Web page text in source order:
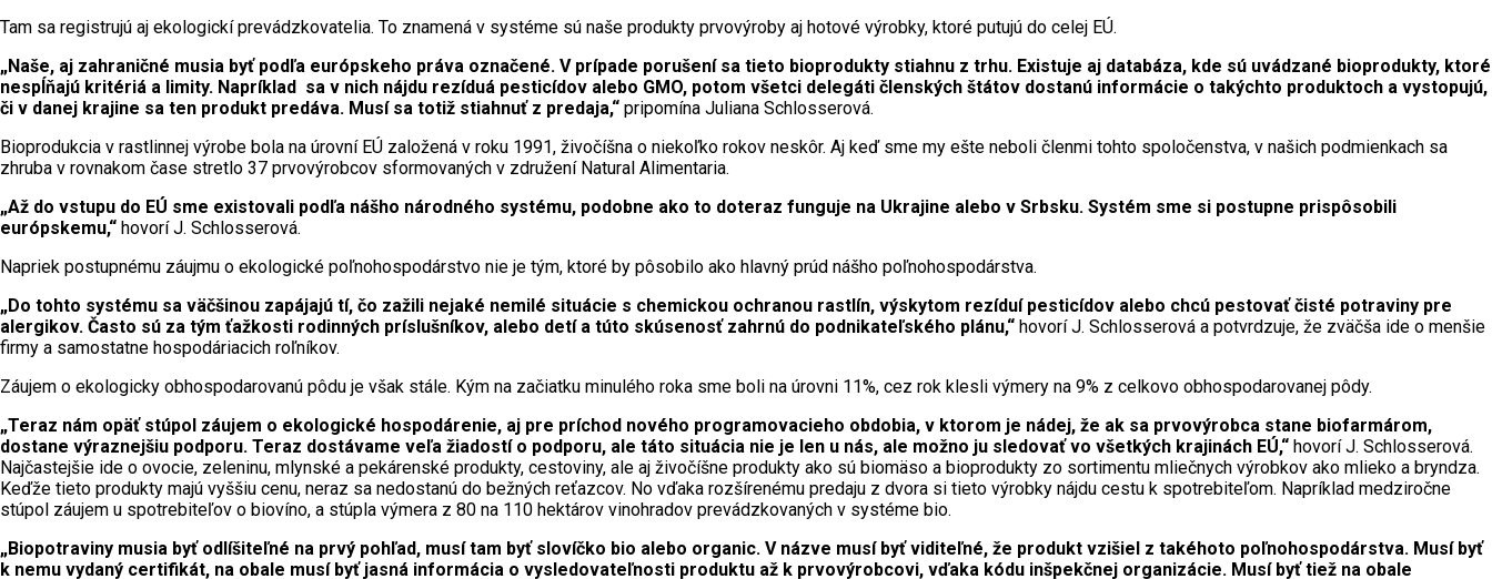
Tam sa registrujú aj ekologickí prevádzkovatelia. To znamená v systéme sú naše produkty prvovýroby aj hotové výrobky, ktoré putujú do celej EÚ.
„Naše, aj zahraničné musia byť podľa európskeho práva označené. V prípade porušení sa tieto bioprodukty stiahnu z trhu. Existuje aj databáza, kde sú uvádzané bioprodukty, ktoré
nespĺňajú kritériá a limity. Napríklad sa v nich nájdu rezíduá pesticídov alebo GMO, potom všetci delegáti členských štátov dostanú informácie o takýchto produktoch a vystopujú,
či v danej krajine sa ten produkt predáva. Musí sa totiž stiahnuť z predaja,“ pripomína Juliana Schlosserová.
Bioprodukcia v rastlinnej výrobe bola na úrovní EÚ založená v roku 1991, živočíšna o niekoľko rokov neskôr. Aj keď sme my ešte neboli členmi tohto spoločenstva, v našich podmienkach sa
zhruba v rovnakom čase stretlo 37 prvovýrobcov sformovaných v združení Natural Alimentaria.
„Až do vstupu do EÚ sme existovali podľa nášho národného systému, podobne ako to doteraz funguje na Ukrajine alebo v Srbsku. Systém sme si postupne prispôsobili
európskemu,“ hovorí J. Schlosserová.
Napriek postupnému záujmu o ekologické poľnohospodárstvo nie je tým, ktoré by pôsobilo ako hlavný prúd nášho poľnohospodárstva.
„Do tohto systému sa väčšinou zapájajú tí, čo zažili nejaké nemilé situácie s chemickou ochranou rastlín, výskytom rezíduí pesticídov alebo chcú pestovať čisté potraviny pre
alergikov. Často sú za tým ťažkosti rodinných príslušníkov, alebo detí a túto skúsenosť zahrnú do podnikateľského plánu,“ hovorí J. Schlosserová a potvrdzuje, že zväčša ide o menšie
firmy a samostatne hospodáriacich roľníkov.
Záujem o ekologicky obhospodarovanú pôdu je však stále. Kým na začiatku minulého roka sme boli na úrovni 11%, cez rok klesli výmery na 9% z celkovo obhospodarovanej pôdy.
„Teraz nám opäť stúpol záujem o ekologické hospodárenie, aj pre príchod nového programovacieho obdobia, v ktorom je nádej, že ak sa prvovýrobca stane biofarmárom,
dostane výraznejšiu podporu. Teraz dostávame veľa žiadostí o podporu, ale táto situácia nie je len u nás, ale možno ju sledovať vo všetkých krajinách EÚ,“ hovorí J. Schlosserová.
Najčastejšie ide o ovocie, zeleninu, mlynské a pekárenské produkty, cestoviny, ale aj živočíšne produkty ako sú biomäso a bioprodukty zo sortimentu mliečnych výrobkov ako mlieko a bryndza.
Keďže tieto produkty majú vyššiu cenu, neraz sa nedostanú do bežných reťazcov. No vďaka rozšírenému predaju z dvora si tieto výrobky nájdu cestu k spotrebiteľom. Napríklad medziročne
stúpol záujem u spotrebiteľov o biovíno, a stúpla výmera z 80 na 110 hektárov vinohradov prevádzkovaných v systéme bio.
„Biopotraviny musia byť odlíšiteľné na prvý pohľad, musí tam byť slovíčko bio alebo organic. V názve musí byť viditeľné, že produkt vzišiel z takéhoto poľnohospodárstva. Musí byť
k nemu vydaný certifikát, na obale musí byť jasná informácia o vysledovateľnosti produktu až k prvovýrobcovi, vďaka kódu inšpekčnej organizácie. Musí byť tiež na obale